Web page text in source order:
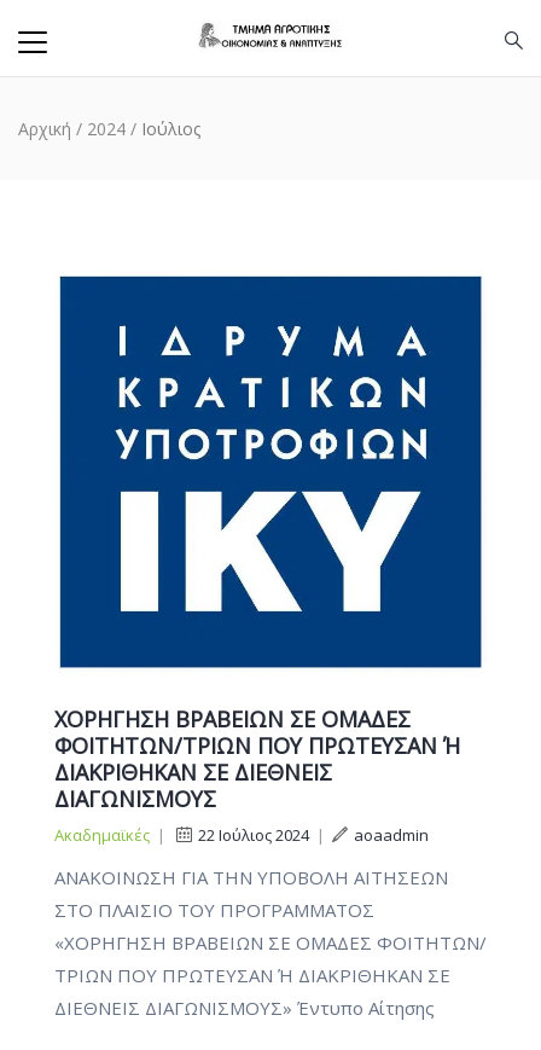
Αρχική / 2024 / Ιούλιος
ΧΟΡΗΓΗΣΗ ΒΡΑΒΕΙΩΝ ΣΕ ΟΜΑΔΕΣ
ΦΟΙΤΗΤΩΝ/ΤΡΙΩΝ ΠΟΥ ΠΡΩΤΕΥΣΑΝ Ή
ΔΙΑΚΡΙΘΗΚΑΝ ΣΕ ΔΙΕΘΝΕΙΣ
ΔΙΑΓΩΝΙΣΜΟΥΣ
Ακαδημαϊκές | 22 Ιούλιος 2024| aoaadmin
ANAKOINΩΣΗ ΓΙΑ ΤΗΝ ΥΠΟΒΟΛΗ ΑΙΤΗΣΕΩΝ
ΣΤΟ ΠΛΑΙΣΙΟ ΤΟΥ ΠΡΟΓΡΑΜΜΑΤΟΣ
«ΧΟΡΗΓΗΣΗ ΒΡΑΒΕΙΩΝ ΣΕ ΟΜΑΔΕΣ ΦΟΙΤΗΤΩΝ/
ΤΡΙΩΝ ΠΟΥ ΠΡΩΤΕΥΣΑΝ Ή ΔΙΑΚΡΙΘΗΚΑΝ ΣΕ
ΔΙΕΘΝΕΙΣ ΔΙΑΓΩΝΙΣΜΟΥΣ» Έντυπο Αίτησης